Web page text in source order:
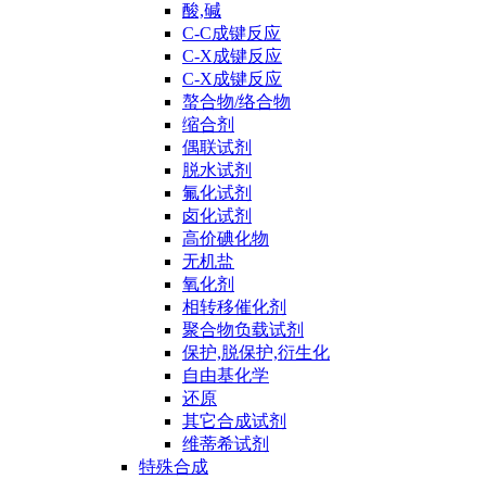
酸,碱
C-C成键反应
C-X成键反应
C-X成键反应
螯合物/络合物
缩合剂
偶联试剂
脱水试剂
氟化试剂
卤化试剂
高价碘化物
无机盐
氧化剂
相转移催化剂
聚合物负载试剂
保护,脱保护,衍生化
自由基化学
还原
其它合成试剂
维蒂希试剂
特殊合成